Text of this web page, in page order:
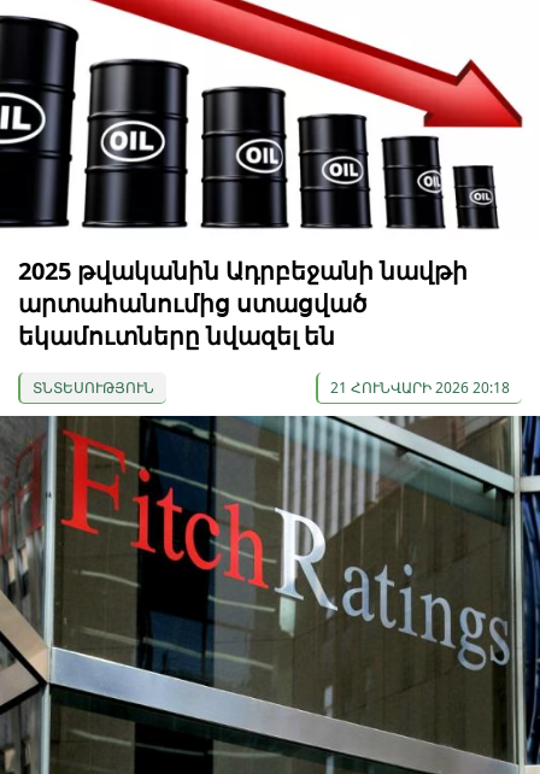
2025 թվականին Ադրբեջանի նավթի
արտահանումից ստացված
եկամուտները նվազել են
ՏՆՏԵՍՈՒԹՅՈՒՆ 21 ՀՈՒՆՎԱՐԻ 2026 20:18